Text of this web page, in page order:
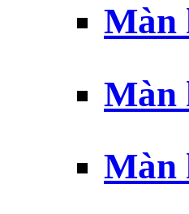
Màn
Màn
Màn